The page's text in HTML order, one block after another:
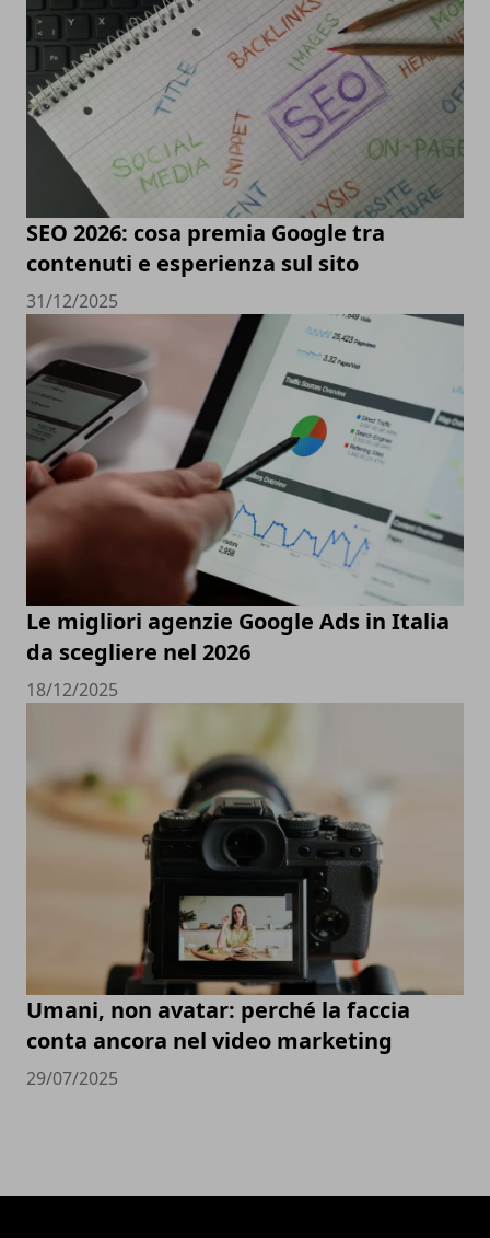
SEO 2026: cosa premia Google tra
contenuti e esperienza sul sito
31/12/2025
Le migliori agenzie Google Ads in Italia
da scegliere nel 2026
18/12/2025
Umani, non avatar: perché la faccia
conta ancora nel video marketing
29/07/2025